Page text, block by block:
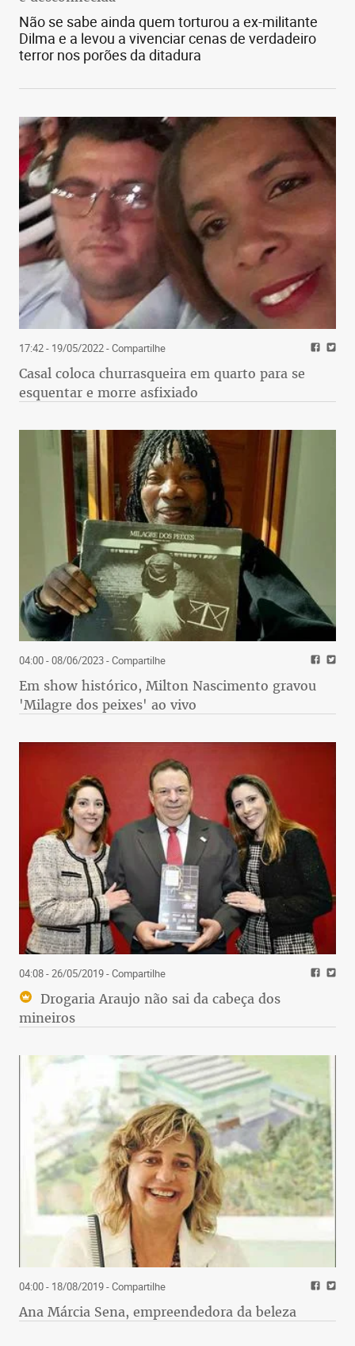
Não se sabe ainda quem torturou a ex-militante
Dilma e a levou a vivenciar cenas de verdadeiro
terror nos porões da ditadura
17:42 - 19/05/2022- Compartilhe
Casal coloca churrasqueira em quarto para se
esquentar e morre asfixiado
04:00 - 08/06/2023- Compartilhe
Em show histórico, Milton Nascimento gravou
'Milagre dos peixes' ao vivo
04:08 - 26/05/2019- Compartilhe
Drogaria Araujo não sai da cabeça dos
mineiros
04:00 - 18/08/2019- Compartilhe
Ana Márcia Sena, empreendedora da beleza